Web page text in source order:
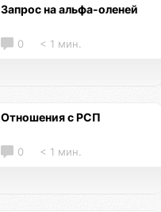
Запрос на альфа-оленей
0 < 1 мин.
Отношения с РСП
0 < 1 мин.